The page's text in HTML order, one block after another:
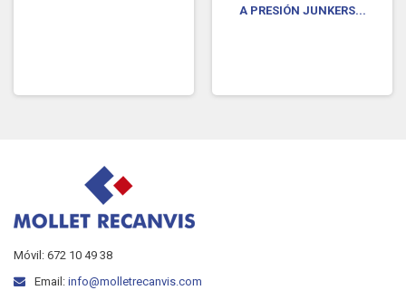
A PRESIÓN JUNKERS...
Móvil: 672 10 49 38
Email: info@molletrecanvis.com